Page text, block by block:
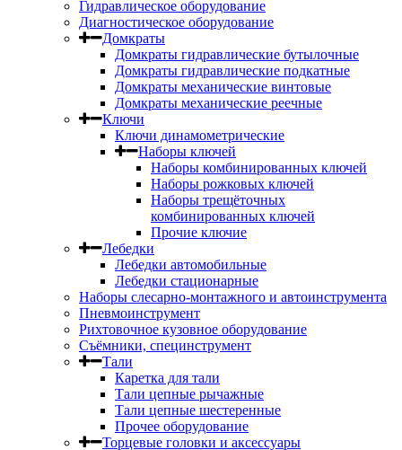
Гидравлическое оборудование
Диагностическое оборудование
Домкраты
Домкраты гидравлические бутылочные
Домкраты гидравлические подкатные
Домкраты механические винтовые
Домкраты механические реечные
Ключи
Ключи динамометрические
Наборы ключей
Наборы комбинированных ключей
Наборы рожковых ключей
Наборы трещёточных
комбинированных ключей
Прочие ключие
Лебедки
Лебедки автомобильные
Лебедки стационарные
Наборы слесарно-монтажного и автоинструмента
Пневмоинструмент
Рихтовочное кузовное оборудование
Съёмники, специнструмент
Тали
Каретка для тали
Тали цепные рычажные
Тали цепные шестеренные
Прочее оборудование
Торцевые головки и аксессуары